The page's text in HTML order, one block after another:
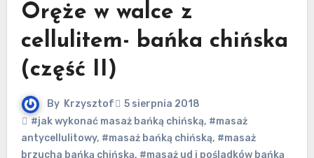
Oręże w walce z
cellulitem- bańka chińska
(część II)
By Krzysztof
5 sierpnia 2018
#jak wykonać masaż bańką chińską, #masaż
antycellulitowy, #masaż bańką chińską, #masaż
brzucha bańką chińską, #masaż ud i pośladków bańką